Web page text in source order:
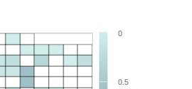
0
0.5